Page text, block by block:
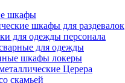
шкафы
шкафы для раздевалок
для одежды персонала
для одежды
шкафы локеры
Церера
скамьей